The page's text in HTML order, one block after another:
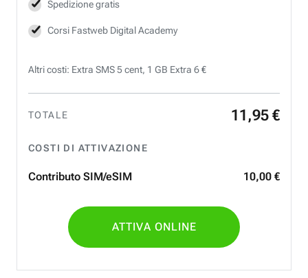
Spedizione gratis
Corsi Fastweb Digital Academy
Altri costi: Extra SMS 5 cent, 1 GB Extra 6 €
TOTALE 11 ,95 €
COSTI DI ATTIVAZIONE
Contributo SIM/eSIM 10,00 €
ATTIVA ONLINE